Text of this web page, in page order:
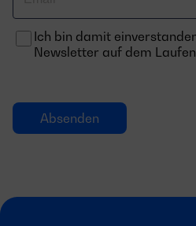
Ich bin damit
Newsletter auf dem